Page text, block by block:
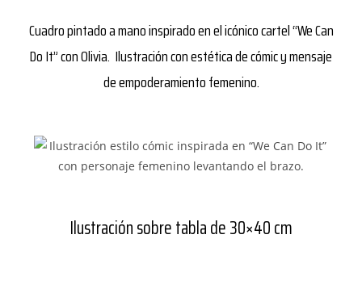
Cuadro pintado a mano inspirado en el icónico cartel “We Can
Do It” con Olivia. Ilustración con estética de cómic y mensaje
de empoderamiento femenino.
Ilustración sobre tabla de 30×40 cm